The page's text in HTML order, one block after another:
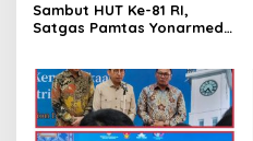
Sambut HUT Ke-81 RI,
Satgas Pamtas Yonarmed
Merah Putih Sepanjang 4
KM di Jalan Raya
Perbatasan